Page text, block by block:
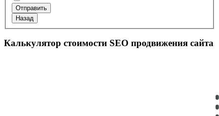
Назад
Калькулятор стоимости SEO продвижения сайта